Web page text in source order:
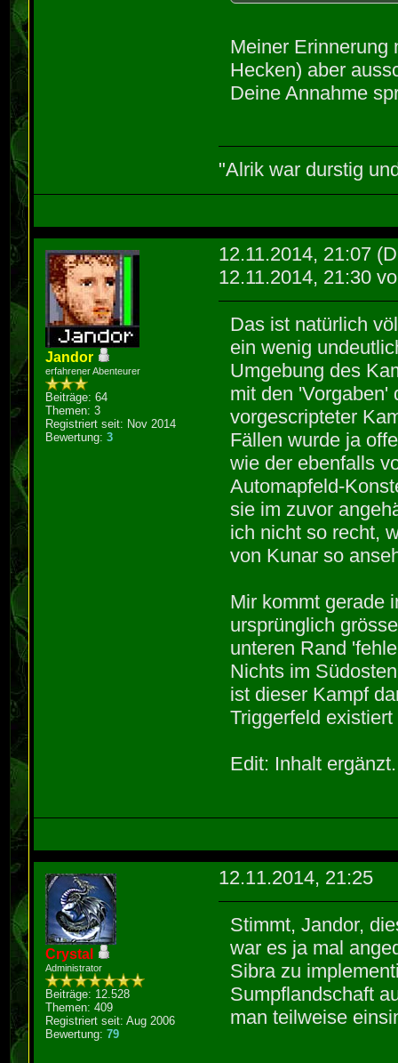
Meiner Erinnerung
Hecken) aber
Deine Annahme
"Alrik war durstig
Jandor
erfahrener Abenteurer
Beiträge: 64
Themen: 3
Registriert seit: Nov 2014
Bewertung:3
12.11.2014, 21:07
12.11.2014, 21:30
Das ist natürlich
ein wenig
Umgebung des
mit den 'Vorgaben'
vorgescripteter
Fällen wurde ja
wie der ebenfalls
Automapfeld-
sie im zuvor
ich nicht so recht,
von Kunar so
Mir kommt gerade
ursprünglich
unteren Rand
Nichts im
ist dieser Kampf
Triggerfeld
Edit: Inhalt ergänzt.
Crystal
Administrator
Beiträge: 12.528
Themen: 409
Registriert seit: Aug 2006
Bewertung:79
12.11.2014, 21:25
Stimmt, Jandor,
war es ja mal
Sibra zu
Sumpflandschaft
man teilweise